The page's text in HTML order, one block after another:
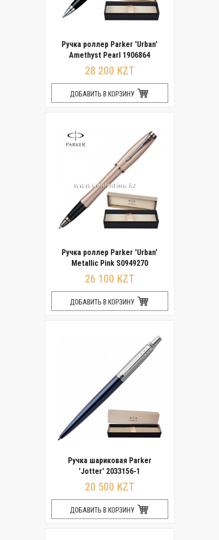
Ручка роллер Parker 'Urban'
Amethyst Pearl 1906864
28 200 KZT
ДОБАВИТЬ В КОРЗИНУ
Ручка роллер Parker 'Urban'
Metallic Pink S0949270
26 100 KZT
ДОБАВИТЬ В КОРЗИНУ
Ручка шариковая Parker
'Jotter' 2033156-1
20 500 KZT
ДОБАВИТЬ В КОРЗИНУ